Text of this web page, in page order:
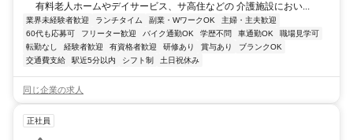
有料老人ホームやデイサービス、サ高住などの 介護施設におい...
業界未経験者歓迎 ランチタイム 副業・WワークOK
主婦・主夫歓迎
60代も応募可
フリーター歓迎 バイク通勤OK 学歴不問 車通勤OK
職場見学可
転勤なし
経験者歓迎 有資格者歓迎 研修あり 賞与あり
ブランクOK
交通費支給
駅近5分以内 シフト制 土日祝休み
同じ企業の求人
正社員